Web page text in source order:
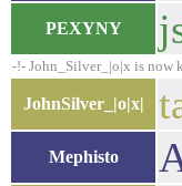
PEXYNY
-!- John_Silver_|o|x is now
JohnSilver_|o|x|
Mephisto